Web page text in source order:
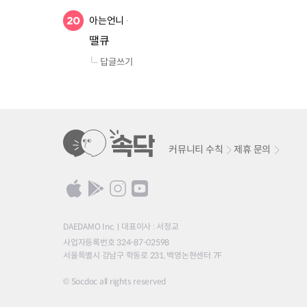
아는언니
땔큐
답글쓰기
커뮤니티 수칙 제휴 문의
DAEDAMO Inc.
대표이사 : 서정교
사업자등록번호 324-87-02598
서울특별시 강남구 학동로 231, 백영논현센터 7F
© Socdoc all rights reserved